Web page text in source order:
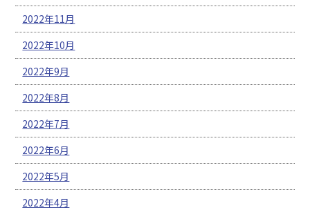
2022年11月
2022年10月
2022年9月
2022年8月
2022年7月
2022年6月
2022年5月
2022年4月